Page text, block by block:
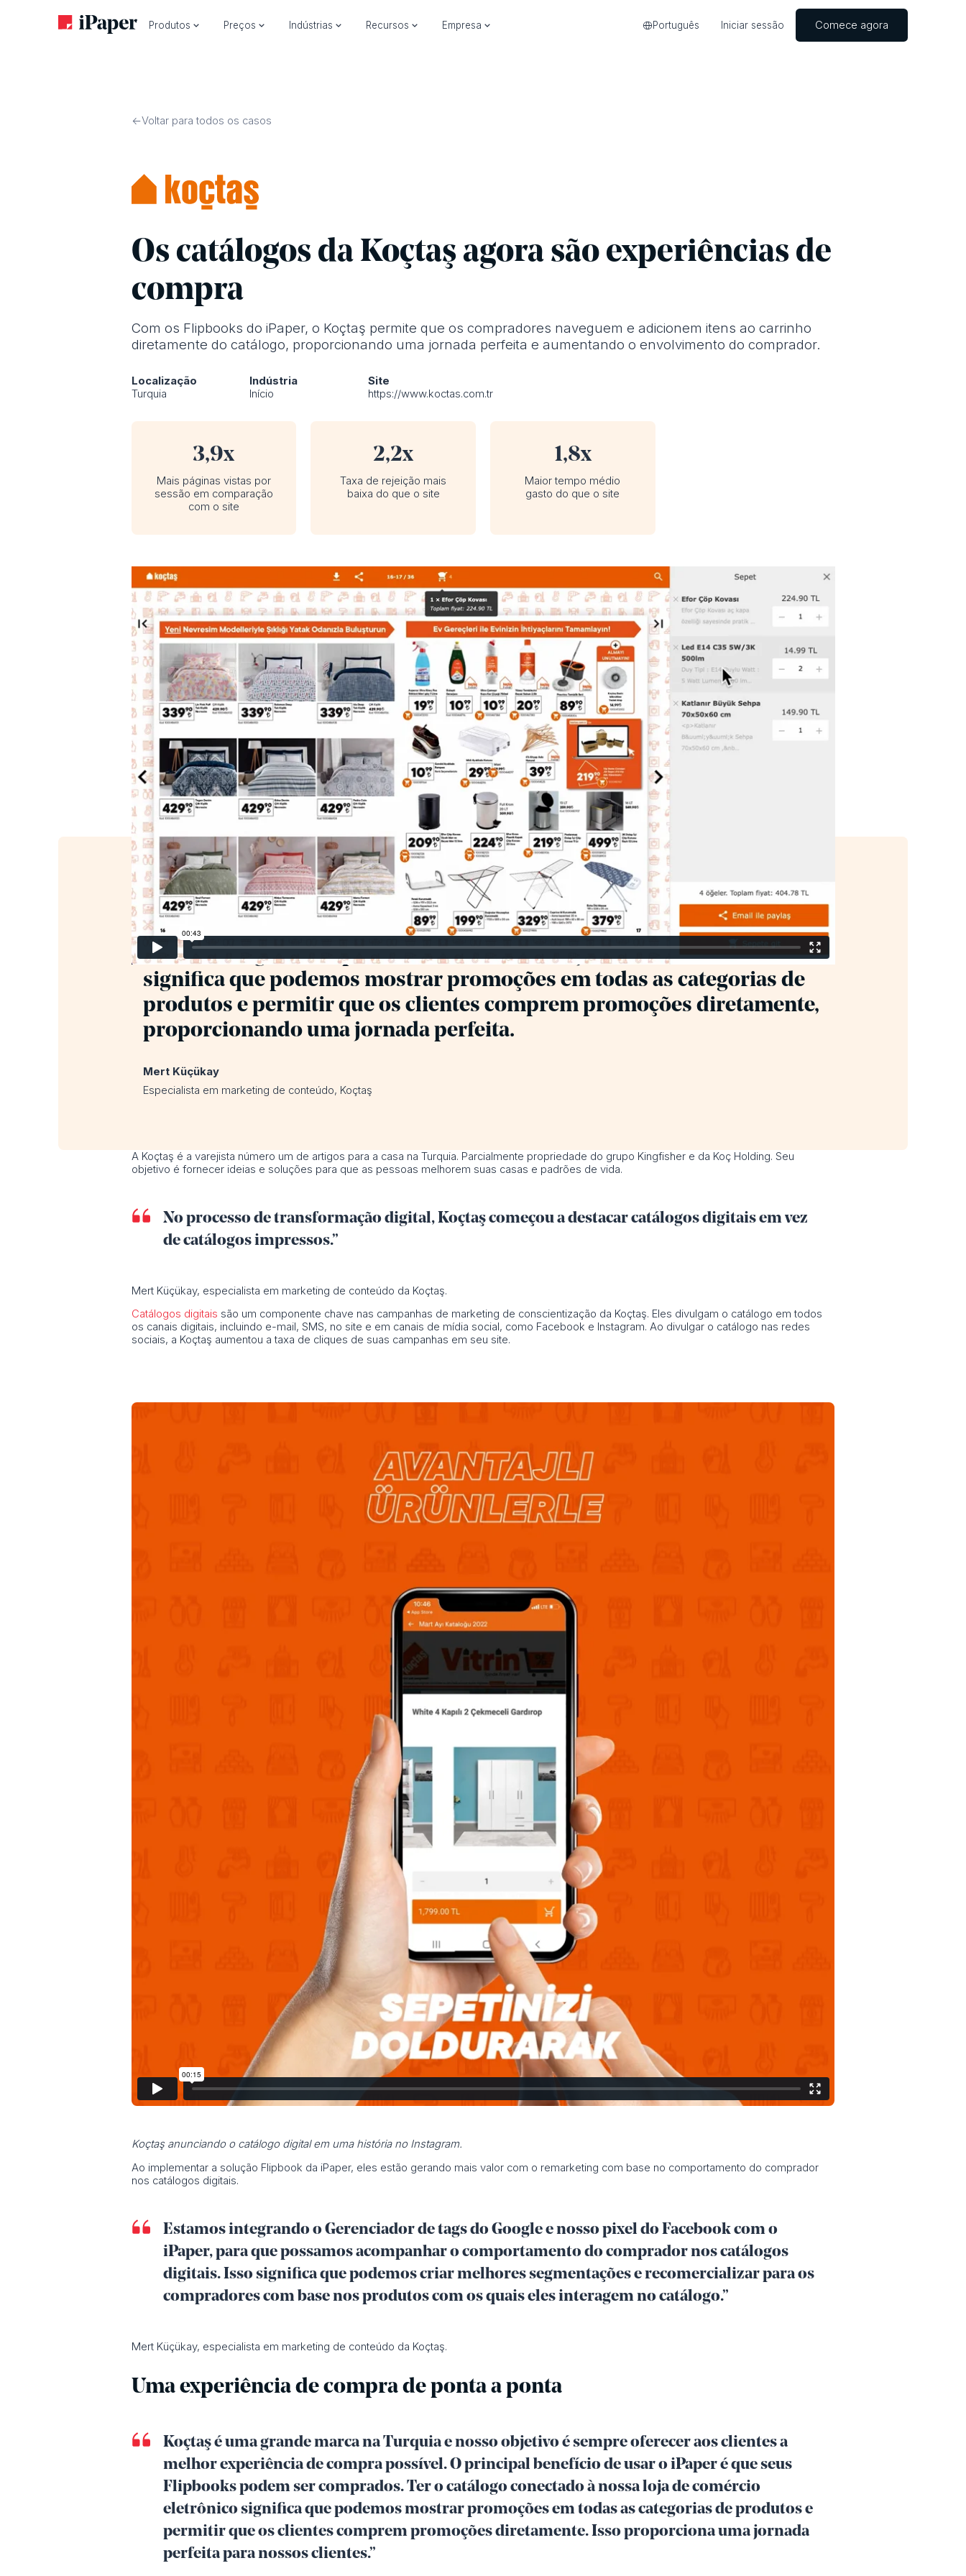
Produtos Preços Indústrias Recursos Empresa Português Iniciar sessão Comece agora
Voltar para todos os casos
Os catálogos da Koçtaş agora são experiências de
compra
Com os Flipbooks do iPaper, o Koçtaş permite que os compradores naveguem e adicionem itens ao carrinho
diretamente do catálogo, proporcionando uma jornada perfeita e aumentando o envolvimento do comprador.
Localização
Turquia
Indústria
Início
Site
https://www.koctas.com.tr
3,9x
Mais páginas vistas por
sessão em comparação
com o site
2,2x
Taxa de rejeição mais
baixa do que o site
1,8x
Maior tempo médio
gasto do que o site
Ter o catálogo do iPaper conectado à nossa loja de comércio eletrônico
significa que podemos mostrar promoções em todas as categorias de
produtos e permitir que os clientes comprem promoções diretamente,
proporcionando uma jornada perfeita.
Mert Küçükay
Especialista em marketing de conteúdo, Koçtaş
A Koçtaş é a varejista número um de artigos para a casa na Turquia. Parcialmente propriedade do grupo Kingfisher e da Koç Holding. Seu
objetivo é fornecer ideias e soluções para que as pessoas melhorem suas casas e padrões de vida.
No processo de transformação digital, Koçtaş começou a destacar catálogos digitais em vez
de catálogos impressos.”
Mert Küçükay, especialista em marketing de conteúdo da Koçtaş.
Catálogos digitais são um componente chave nas campanhas de marketing de conscientização da Koçtaş. Eles divulgam o catálogo em todos
os canais digitais, incluindo e-mail, SMS, no site e em canais de mídia social, como Facebook e Instagram. Ao divulgar o catálogo nas redes
sociais, a Koçtaş aumentou a taxa de cliques de suas campanhas em seu site.
Koçtaş anunciando o catálogo digital em uma história no Instagram.
Ao implementar a solução Flipbook da iPaper, eles estão gerando mais valor com o remarketing com base no comportamento do comprador
nos catálogos digitais.
Estamos integrando o Gerenciador de tags do Google e nosso pixel do Facebook com o
iPaper, para que possamos acompanhar o comportamento do comprador nos catálogos
digitais. Isso significa que podemos criar melhores segmentações e recomercializar para os
compradores com base nos produtos com os quais eles interagem no catálogo.”
Mert Küçükay, especialista em marketing de conteúdo da Koçtaş.
Uma experiência de compra de ponta a ponta
Koçtaş é uma grande marca na Turquia e nosso objetivo é sempre oferecer aos clientes a
melhor experiência de compra possível. O principal benefício de usar o iPaper é que seus
Flipbooks podem ser comprados. Ter o catálogo conectado à nossa loja de comércio
eletrônico significa que podemos mostrar promoções em todas as categorias de produtos e
permitir que os clientes comprem promoções diretamente. Isso proporciona uma jornada
perfeita para nossos clientes.”